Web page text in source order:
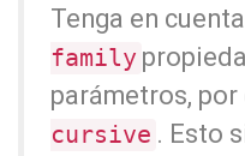
Tenga en
family
parámetros, por
cursive . Esto